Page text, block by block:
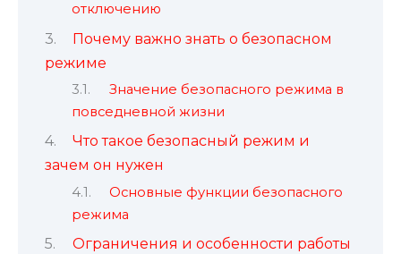
отключению
Почему важно знать о безопасном
режиме
Значение безопасного режима в
повседневной жизни
Что такое безопасный режим и
зачем он нужен
Основные функции безопасного
режима
Ограничения и особенности работы